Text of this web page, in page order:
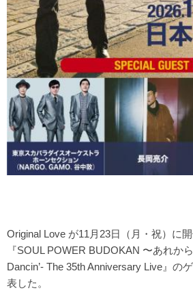
Original Love が11月23日（月・祝）に
『SOUL POWER BUDOKAN 〜あれか
Dancin’- The 35th Anniversary Live』の
表した。